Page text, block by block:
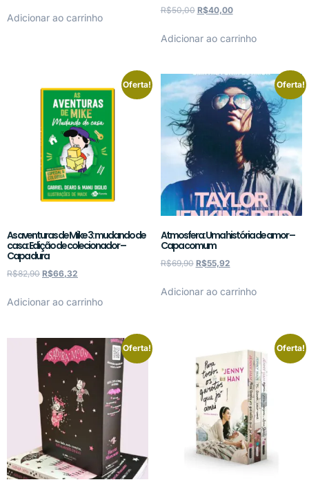
Adicionar ao carrinho
R$50,00 R$40,00
Adicionar ao carrinho
Oferta!
As aventuras de Mike 3: mudando de
casa: Edição de colecionador –
Capa dura
R$82,90 R$66,32
Adicionar ao carrinho
Oferta!
Atmosfera: Uma história de amor –
Capa comum
R$69,90 R$55,92
Adicionar ao carrinho
Oferta! Oferta!